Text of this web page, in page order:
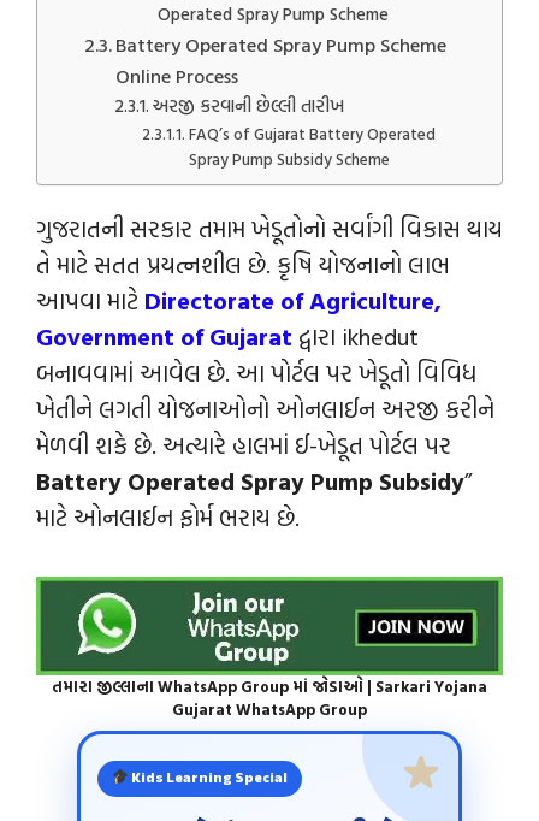
Operated Spray Pump Scheme
Battery Operated Spray Pump Scheme
Online Process
અરજી કરવાની છેલ્લી તારીખ
FAQ’s of Gujarat Battery Operated
Spray Pump Subsidy Scheme
ગુજરાતની સરકાર તમામ ખેડૂતોનો સર્વાંગી વિકાસ થાય
તે માટે સતત પ્રયત્નશીલ છે. કૃષિ યોજનાનો લાભ
આપવા માટે Directorate of Agriculture,
Government of Gujarat દ્વારા ikhedut
બનાવવામાં આવેલ છે. આ પોર્ટલ પર ખેડૂતો વિવિધ
ખેતીને લગતી યોજનાઓનો ઓનલાઈન અરજી કરીને
મેળવી શકે છે. અત્યારે હાલમાં ઈ-ખેડૂત પોર્ટલ પર
Battery Operated Spray Pump Subsidy”
માટે ઓનલાઈન ફોર્મ ભરાય છે.
તમારા જીલ્લાના WhatsApp Group માં જોડાઓ | Sarkari Yojana
Gujarat WhatsApp Group
Kids Learning Special